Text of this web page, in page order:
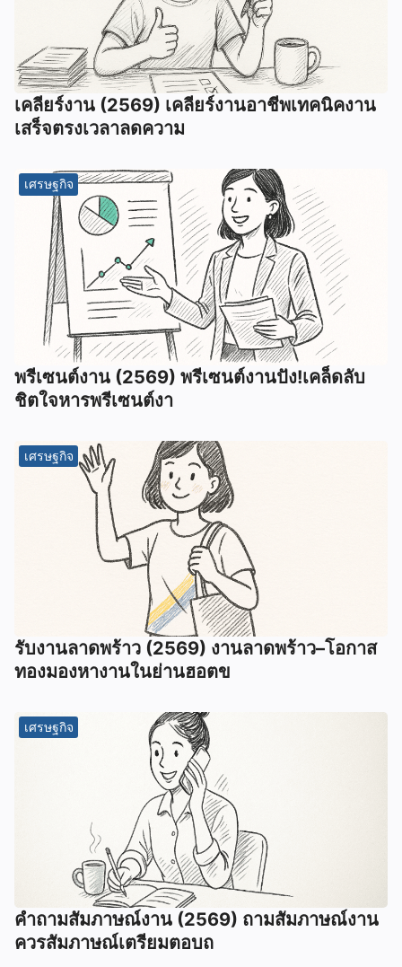
เคลียร์งาน (2569) เคลียร์งานอาชีพเทคนิคงาน
เสร็จตรงเวลาลดความ
เศรษฐกิจ
พรีเซนต์งาน (2569) พรีเซนต์งานปัง!เคล็ดลับ
ชิตใจหารพรีเซนต์งา
เศรษฐกิจ
รับงานลาดพร้าว (2569) งานลาดพร้าว–โอกาส
ทองมองหางานในย่านฮอตข
เศรษฐกิจ
คําถามสัมภาษณ์งาน (2569) ถามสัมภาษณ์งาน
ควรสัมภาษณ์เตรียมตอบถ